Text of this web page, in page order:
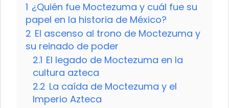
1 ¿Quién fue Moctezuma y cuál fue su
papel en la historia de México?
2 El ascenso al trono de Moctezuma y
su reinado de poder
2.1 El legado de Moctezuma en la
cultura azteca
2.2 La caída de Moctezuma y el
Imperio Azteca